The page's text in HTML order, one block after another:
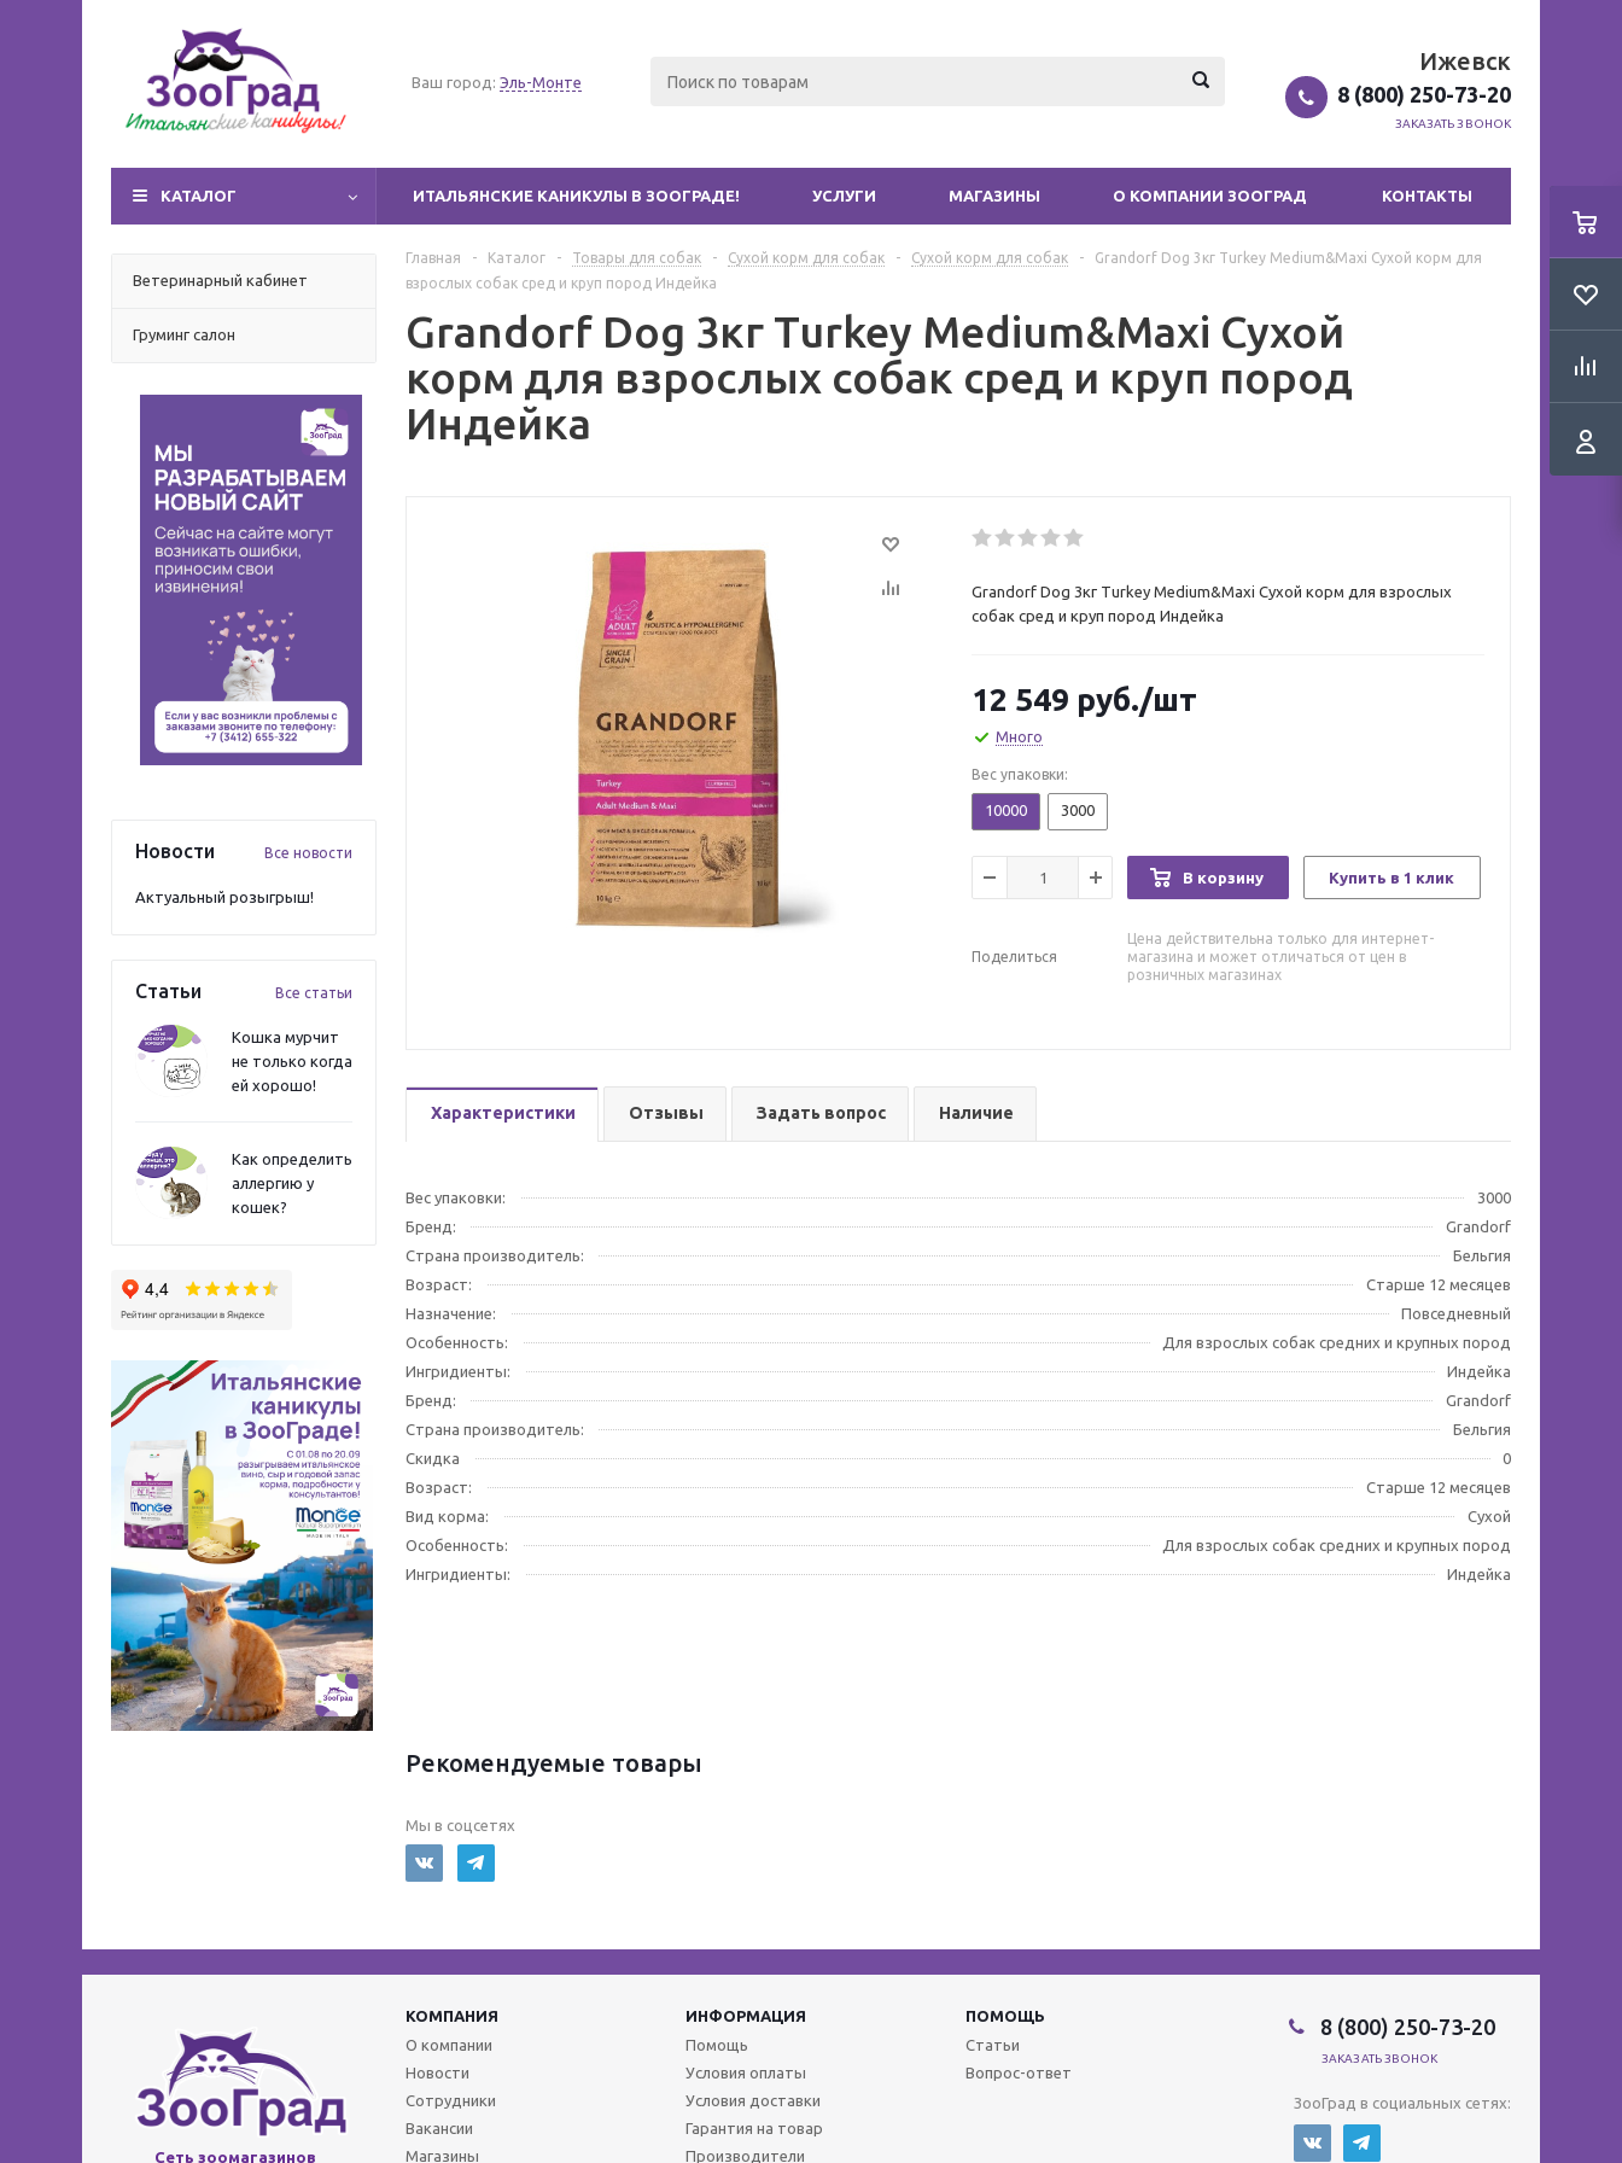
Ваш город: Эль-Монте
Ижевск
8 (800) 250-73-20
ЗАКАЗАТЬ ЗВОНОК
КАТАЛОГ ИТАЛЬЯНСКИЕ КАНИКУЛЫ В ЗООГРАДЕ! УСЛУГИ МАГАЗИНЫ О КОМПАНИИ ЗООГРАД КОНТАКТЫ
Ветеринарный кабинет
Груминг салон
Новости Все новости
Актуальный розыгрыш!
Статьи Все статьи
Кошка мурчит
не только когда
ей хорошо!
Как определить
аллергию у
кошек?
Главная - Каталог - Товары для собак - Сухой корм для собак - Сухой корм для собак -
Grandorf Dog 3кг Turkey Medium&Maxi Сухой корм для
взрослых собак сред и круп пород Индейка
Grandorf Dog 3кг Turkey Medium&Maxi Сухой
корм для взрослых собак сред и круп пород
Индейка
Grandorf Dog 3кг Turkey Medium&Maxi Сухой корм для взрослых
собак сред и круп пород Индейка
12 549 руб./шт
Много
Вес упаковки:
10000 3000
В корзину Купить в 1 клик
Поделиться
Цена действительна только для интернет-
магазина и может отличаться от цен в
розничных магазинах
Характеристики Отзывы Задать вопрос Наличие
Вес упаковки:
3000
Бренд:
Grandorf
Страна производитель:
Бельгия
Возраст:
Старше 12 месяцев
Назначение:
Повседневный
Особенность:
Для взрослых собак средних и крупных пород
Ингридиенты:
Индейка
Бренд:
Grandorf
Страна производитель:
Бельгия
Скидка
0
Возраст:
Старше 12 месяцев
Вид корма:
Сухой
Особенность:
Для взрослых собак средних и крупных пород
Ингридиенты:
Индейка
Рекомендуемые товары
Мы в соцсетях
Сеть зоомагазинов
КОМПАНИЯ ИНФОРМАЦИЯ
ПОМОЩЬ
О компании
Новости
Сотрудники
Вакансии
Магазины
Помощь
Условия оплаты
Условия доставки
Гарантия на товар
Производители
Статьи
Вопрос-ответ
8 (800) 250-73-20
ЗАКАЗАТЬ ЗВОНОК
ЗооГрад в социальных сетях: